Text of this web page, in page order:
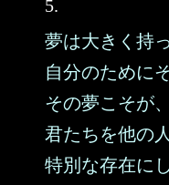
5.
夢は大きく持っ
自分のために
その夢こそが、
君たちを他の
特別な存在に